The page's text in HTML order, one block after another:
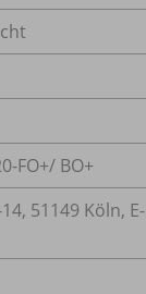
FO+/ BO+
51149 Köln, E-